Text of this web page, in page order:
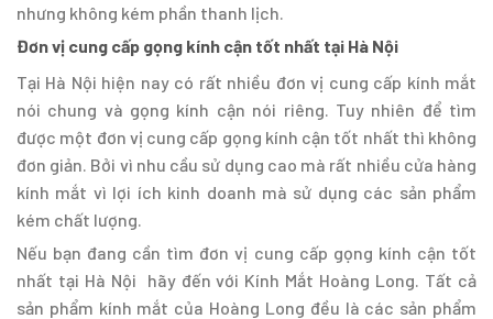
nhưng không kém phần thanh lịch.
Đơn vị cung cấp gọng kính cận tốt nhất tại Hà Nội
Tại Hà Nội hiện nay có rất nhiều đơn vị cung cấp kính mắt
nói chung và gọng kính cận nói riêng. Tuy nhiên để tìm
được một đơn vị cung cấp gọng kính cận tốt nhất thì không
đơn giản. Bởi vì nhu cầu sử dụng cao mà rất nhiều cửa hàng
kính mắt vì lợi ích kinh doanh mà sử dụng các sản phẩm
kém chất lượng.
Nếu bạn đang cần tìm đơn vị cung cấp gọng kính cận tốt
nhất tại Hà Nội hãy đến với Kính Mắt Hoàng Long. Tất cả
sản phẩm kính mắt của Hoàng Long đều là các sản phẩm